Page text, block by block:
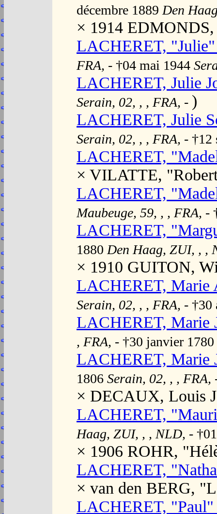
décembre 1889 Den
× 1914
LACHERET,
FRA, - †04 mai 1944
LACHERET, Julie
Serain, 02, , , FRA, - )
LACHERET, Julie
Serain, 02, , , FRA, - †12
LACHERET,
× VILATTE,
LACHERET,
Maubeuge, 59, , , FRA, -
LACHERET,
1880 Den Haag, ZUI, , ,
× 1910 GUITON,
LACHERET, Marie
Serain, 02, , , FRA, - †30
LACHERET, Marie
, FRA, - †30 janvier 1780
LACHERET, Marie
1806 Serain, 02, , , FRA,
× DECAUX, Louis
LACHERET,
Haag, ZUI, , , NLD, -
× 1906 ROHR,
LACHERET,
× van den BERG,
LACHERET, "Paul"